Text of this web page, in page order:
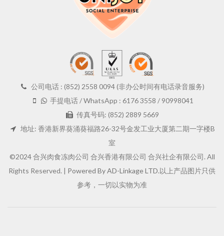
公司电话 : (852) 2558 0094 (非办公时间有电话录音服务)
手提电话 / WhatsApp : 6176 3558 / 90998041
传真号码: (852) 2889 5669
地址: 香港新界葵涌葵福路26-32号金发工业大厦第二期一字楼B
室
©2024 合兴肉食冻肉公司 合兴香港有限公司 合兴社企有限公司. All
Rights Reserved. | Powered By AD-Linkage LTD.以上产品图片只供
参考，一切以实物为准